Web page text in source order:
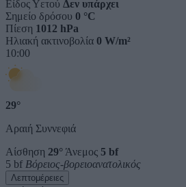
Είδος Υετού Δεν υπάρχει
Σημείο δρόσου 0 °C
Πίεση 1012 hPa
Ηλιακή ακτινοβολία 0 W/m²
10:00
29°
Αραιή Συννεφιά
Αίσθηση 29° Άνεμος 5 bf
5 bf Βόρειος-βορειοανατολικός
Λεπτομέρειες